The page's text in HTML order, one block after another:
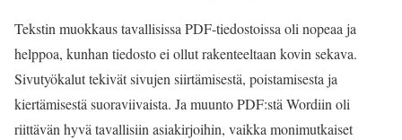
Tekstin muokkaus tavallisissa PDF-tiedostoissa oli nopeaa ja
helppoa, kunhan tiedosto ei ollut rakenteeltaan kovin sekava.
Sivutyökalut tekivät sivujen siirtämisestä, poistamisesta ja
kiertämisestä suoraviivaista. Ja muunto PDF:stä Wordiin oli
riittävän hyvä tavallisiin asiakirjoihin, vaikka monimutkaiset